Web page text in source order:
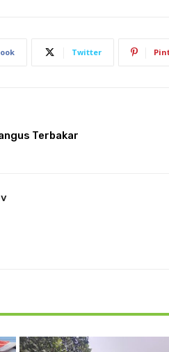
Twitter
Terbakar